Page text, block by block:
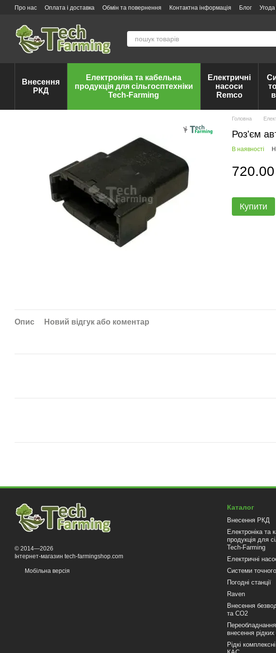
Перейти до основного контенту
Про нас Оплата і доставка Обмін та повернення Контактна інформація Блог
Внесення
РКД
Електроніка та кабельна
продукція для сільгосптехніки
Tech-Farming
Електричні
насоси
Remco
Головна
Роз'єм
В наявності
720.00
Купити
Опис
Новий відгук або коментар
© 2014—2026
Інтернет-магазин tech-farmingshop.com
Мобільна версія
Каталог
Внесення РКД
Електроніка та
продукція для
Tech-Farming
Електричні
Системи
Погодні станції
Raven
Внесення
та CO2
внесення
Рідкі